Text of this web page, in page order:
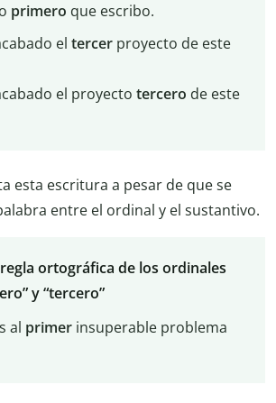
primero que escribo.
el tercerproyecto de este
el proyecto tercero de este
esta escritura a pesar de que se
entre el ordinal y el sustantivo.
ortográfica de los ordinales
y “tercero”
al primerinsuperable problema